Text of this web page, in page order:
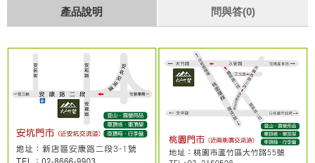
產品說明 問與答(0)